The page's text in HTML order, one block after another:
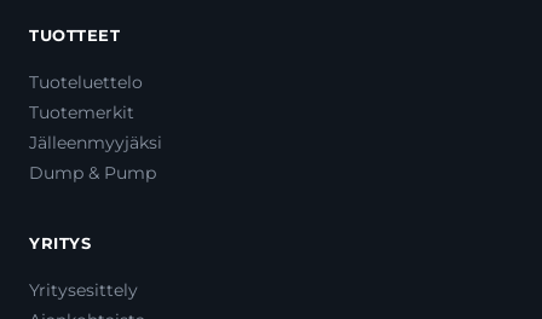
TUOTTEET
Tuoteluettelo
Tuotemerkit
Jälleenmyyjäksi
Dump & Pump
YRITYS
Yritysesittely